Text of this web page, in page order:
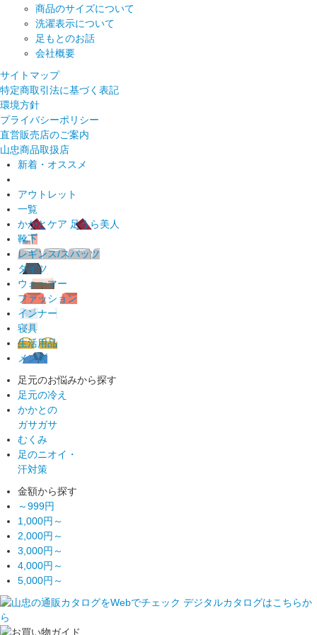
商品のサイズについて
洗濯表示について
足もとのお話
会社概要
サイトマップ
特定商取引法に基づく表記
環境方針
プライバシーポリシー
直営販売店のご案内
山忠商品取扱店
新着・オススメ
アウトレット
一覧
かかとケア 足うら美人
靴下
レギンス/スパッツ
タイツ
ウォーマー
ファッション
インナー
寝具
生活用品
メンズ
足元のお悩みから探す
足元の冷え
かかとの
ガサガサ
むくみ
足のニオイ・
汗対策
金額から探す
～999円
1,000円～
2,000円～
3,000円～
4,000円～
5,000円～